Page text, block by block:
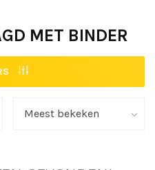
MET BINDER